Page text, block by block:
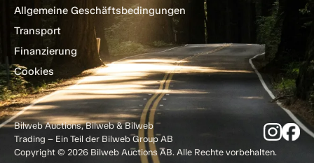
Allgemeine Geschäftsbedingungen
Transport
Finanzierung
Cookies
Bilweb Auctions, Bilweb & Bilweb
Trading – Ein Teil der Bilweb Group AB
Copyright © 2026 Bilweb Auctions AB. Alle Rechte vorbehalten.